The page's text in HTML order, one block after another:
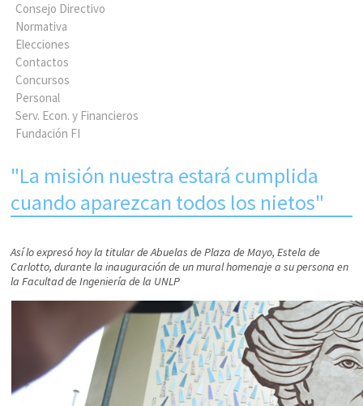
Consejo Directivo
Normativa
Elecciones
Contactos
Concursos
Personal
Serv. Econ. y Financieros
Fundación FI
"La misión nuestra estará cumplida
cuando aparezcan todos los nietos"
Así lo expresó hoy la titular de Abuelas de Plaza de Mayo, Estela de
Carlotto, durante la inauguración de un mural homenaje a su persona en
la Facultad de Ingeniería de la UNLP